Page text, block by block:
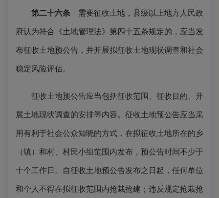
第二十六条 需要征收土地，县级以上地方人民政
府认为符合《土地管理法》第四十五条规定的，应当发
布征收土地预公告，并开展拟征收土地现状调查和社会
稳定风险评估。
征收土地预公告应当包括征收范围、征收目的、开
展土地现状调查的安排等内容。征收土地预公告应当采
用有利于社会公众知晓的方式，在拟征收土地所在的乡
（镇）和村、村民小组范围内发布，预公告时间不少于
十个工作日。自征收土地预公告发布之日起，任何单位
和个人不得在拟征收范围内抢栽抢建；违反规定抢栽抢